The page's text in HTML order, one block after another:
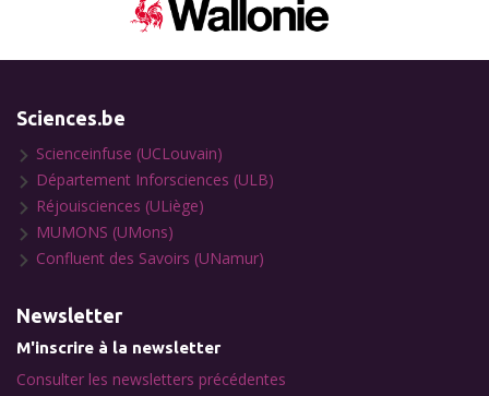
Sciences.be
Scienceinfuse (UCLouvain)
Département Inforsciences (ULB)
Réjouisciences (ULiège)
MUMONS (UMons)
Confluent des Savoirs (UNamur)
Newsletter
M'inscrire à la newsletter
Consulter les newsletters précédentes